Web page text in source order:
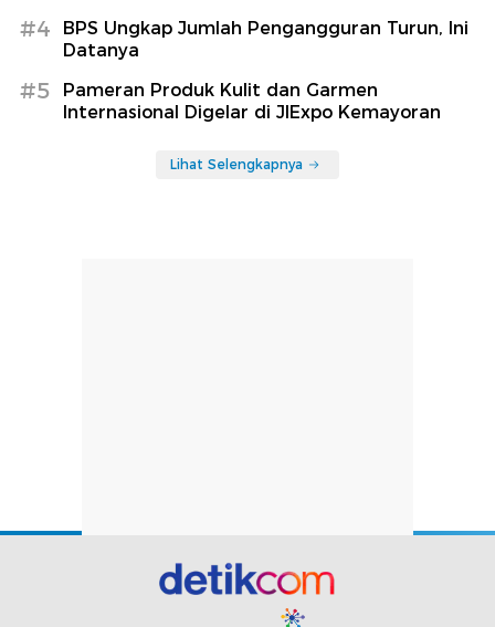
#4
BPS Ungkap Jumlah Pengangguran Turun, Ini
Datanya
#5
Pameran Produk Kulit dan Garmen
Internasional Digelar di JIExpo Kemayoran
Lihat Selengkapnya